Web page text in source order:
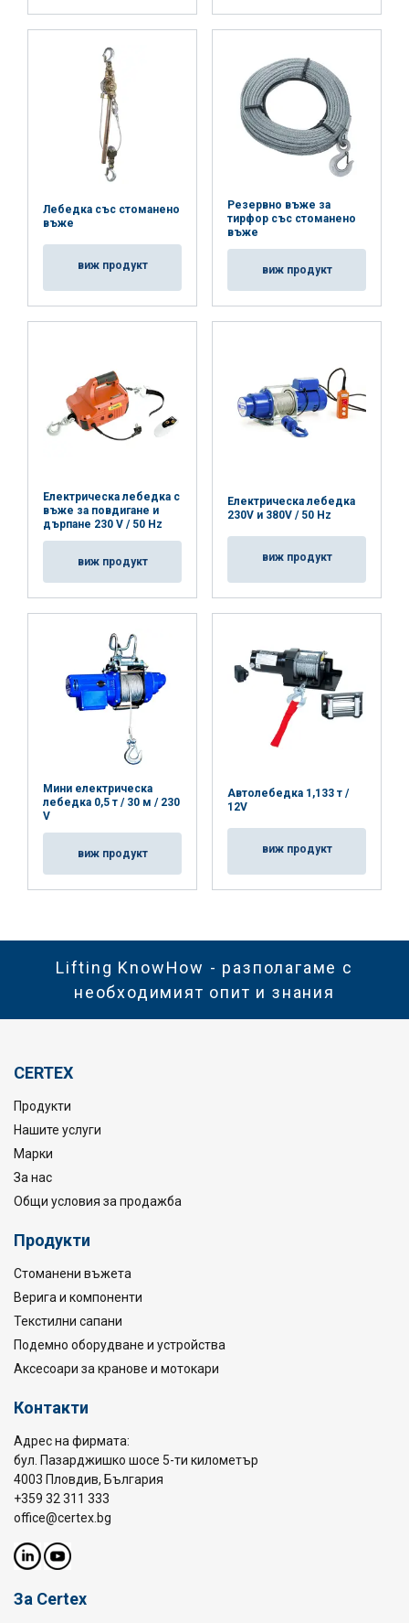
Лебедка със стоманено
въже
виж продукт
Резервно въже за
тирфор със стоманено
въже
виж продукт
Електрическа лебедка с
въже за повдигане и
дърпане 230 V / 50 Hz
виж продукт
Електрическа лебедка
230V и 380V / 50 Hz
виж продукт
Мини електрическа
лебедка 0,5 т / 30 м / 230
V
виж продукт
Автолебедка 1,133 т /
12V
виж продукт
Lifting KnowHow - разполагаме с
необходимият опит и знания
CERTEX
Продукти
Нашите услуги
Марки
За нас
Общи условия за продажба
Продукти
Стоманени въжета
Верига и компоненти
Текстилни сапани
Подемно оборудване и устройства
Аксесоари за кранове и мотокари
Контакти
Адрес на фирмата:
бул. Пазарджишко шосе 5-ти километър
4003 Пловдив, България
+359 32 311 333
office@certex.bg
За Certex